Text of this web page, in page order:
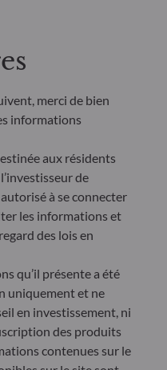
en intégrant
et/ou Social et/ou
de décision
de gestion suit
strict qui
aux défis de la
risques de
fournies par le
ESG de la société
merci de bien
informations
aux résidents
de
à se connecter
les informations et
des lois en
qu’il présente a été
uniquement et ne
en investissement, ni
des produits
contenues sur le